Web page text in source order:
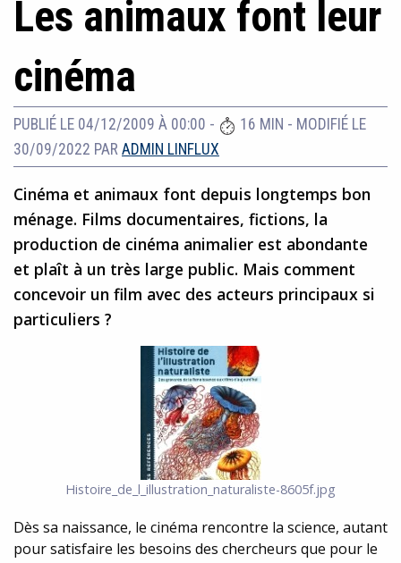
Les animaux font leur
cinéma
PUBLIÉ LE 04/12/2009 À 00:00 - 16 MIN - MODIFIÉ LE
30/09/2022 PAR ADMIN LINFLUX
Cinéma et animaux font depuis longtemps bon
ménage. Films documentaires, fictions, la
production de cinéma animalier est abondante
et plaît à un très large public. Mais comment
concevoir un film avec des acteurs principaux si
particuliers ?
Histoire_de_l_illustration_naturaliste-8605f.jpg
Dès sa naissance, le cinéma rencontre la science, autant
pour satisfaire les besoins des chercheurs que pour le